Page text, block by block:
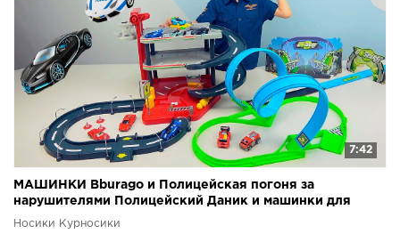
7:42
МАШИНКИ Bburago и Полицейская погоня за
нарушителями Полицейский Даник и машинки для
детей
Носики Курносики